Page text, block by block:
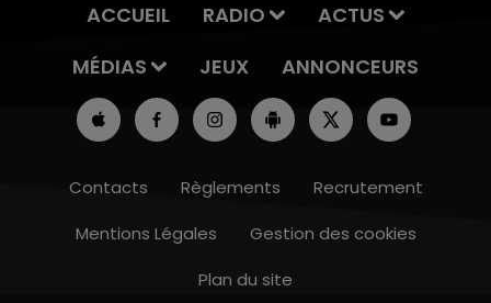
10h00 - 14h00
ACCUEIL RADIO
ACTUS
MÉDIAS
JEUX ANNONCEURS
Contacts Règlements
Recrutement
Mentions Légales
Gestion des cookies
Plan du site